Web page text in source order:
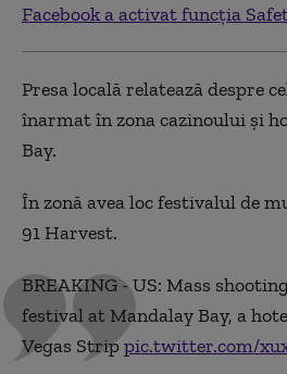
Facebook a activat funcția
Presa locală relatează despre
înarmat în zona cazinoului și
Bay.
În zonă avea loc festivalul de
91 Harvest.
BREAKING - US: Mass
festival at Mandalay Bay, a
Vegas Strippic.twitter.com/